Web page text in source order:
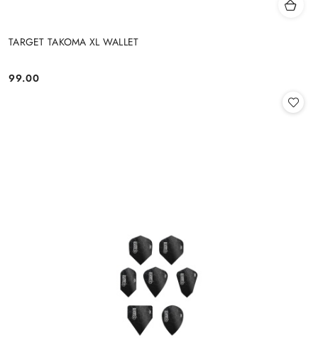
TARGET TAKOMA XL WALLET
Cena:
99.00